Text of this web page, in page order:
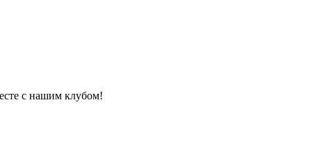
с нашим клубом!